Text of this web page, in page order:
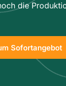
die
Sofortangebot